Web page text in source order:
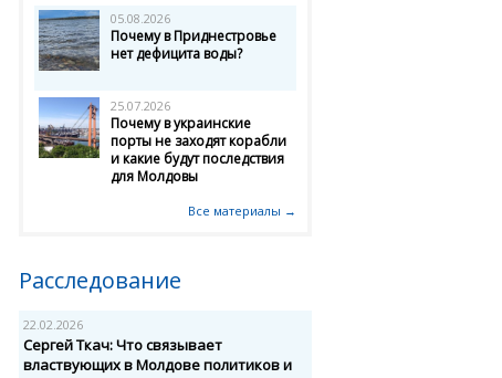
05.08.2026
Почему в Приднестровье
нет дефицита воды?
25.07.2026
Почему в украинские
порты не заходят корабли
и какие будут последствия
для Молдовы
Все материалы →
Расследование
22.02.2026
Сергей Ткач: Что связывает
властвующих в Молдове политиков и